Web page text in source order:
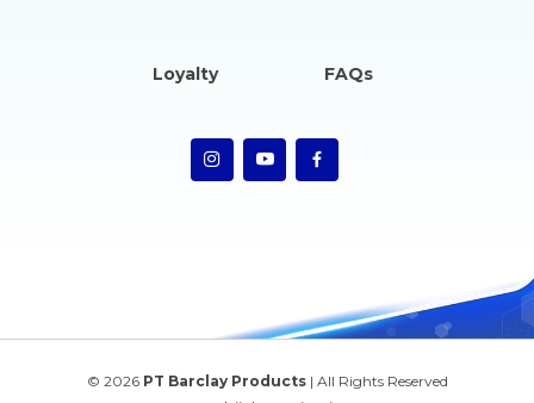
Loyalty FAQs
© 2026 PT Barclay Products| All Rights Reserved